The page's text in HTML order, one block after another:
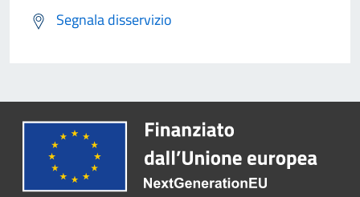
Segnala disservizio